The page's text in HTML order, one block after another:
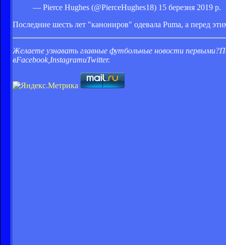
— Pierce Hughes (@PierceHughes18) 15 березня 2019 р.
Последние шесть лет "канониров" одевала Puma, а перед
Желаете узнавать главные футбольные новости первыми?
вFacebook InstagramиTwitter.